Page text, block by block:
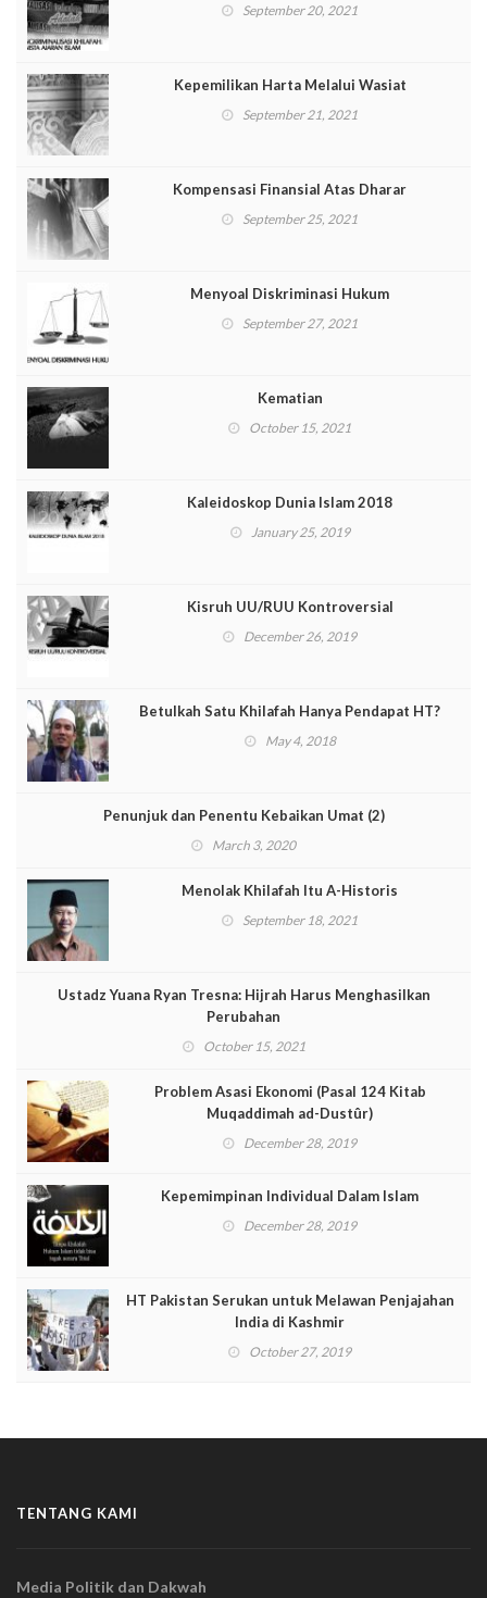
September 20, 2021
Kepemilikan Harta Melalui Wasiat
September 21, 2021
Kompensasi Finansial Atas Dharar
September 25, 2021
Menyoal Diskriminasi Hukum
September 27, 2021
Kematian
October 15, 2021
Kaleidoskop Dunia Islam 2018
January 25, 2019
Kisruh UU/RUU Kontroversial
December 26, 2019
Betulkah Satu Khilafah Hanya Pendapat HT?
May 4, 2018
Penunjuk dan Penentu Kebaikan Umat (2)
March 3, 2020
Menolak Khilafah Itu A-Historis
September 18, 2021
Ustadz Yuana Ryan Tresna: Hijrah Harus Menghasilkan
Perubahan
October 15, 2021
Problem Asasi Ekonomi (Pasal 124 Kitab
Muqaddimah ad-Dustûr)
December 28, 2019
Kepemimpinan Individual Dalam Islam
December 28, 2019
HT Pakistan Serukan untuk Melawan Penjajahan
India di Kashmir
October 27, 2019
TENTANG KAMI
Media Politik dan Dakwah